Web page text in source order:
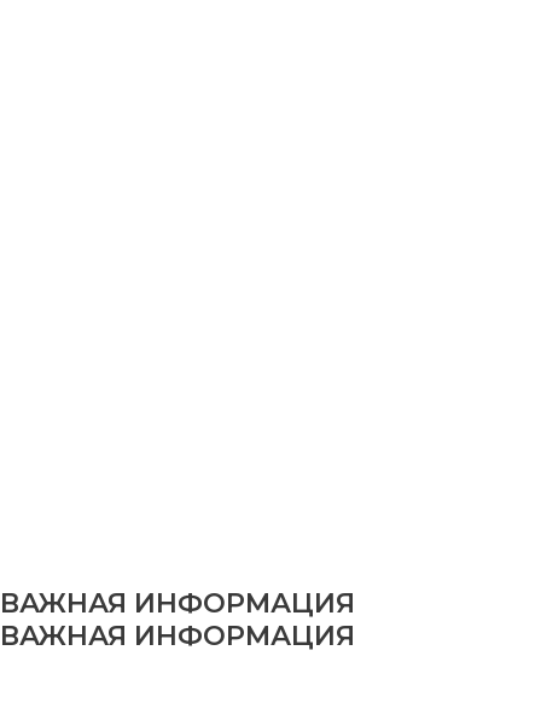
ВАЖНАЯ ИНФОРМАЦИЯ
ВАЖНАЯ ИНФОРМАЦИЯ